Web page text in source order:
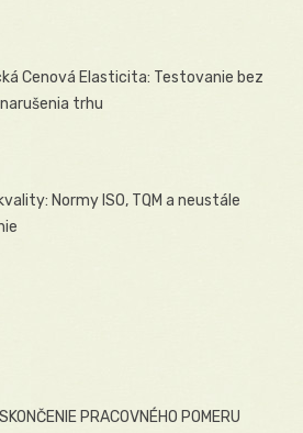
Cenová Elasticita: Testovanie bez
trhu
Normy ISO, TQM a neustále
PRACOVNÉHO POMERU